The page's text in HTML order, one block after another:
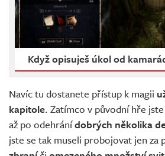
Když opisuješ úkol od
Navíc tu dostanete přístup k magii
kapitole. Zatímco v původní hře
až po odehránídobrých několika
jste se tak museli probojovat jen za